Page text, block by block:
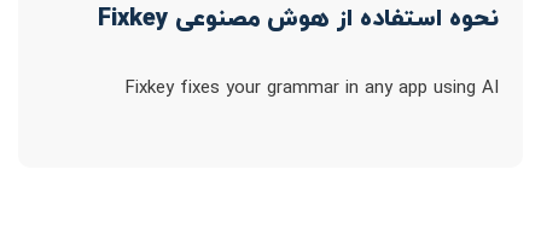
نحوه استفاده از هوش مصنوعی Fixkey
Fixkey fixes your grammar in any app using AI